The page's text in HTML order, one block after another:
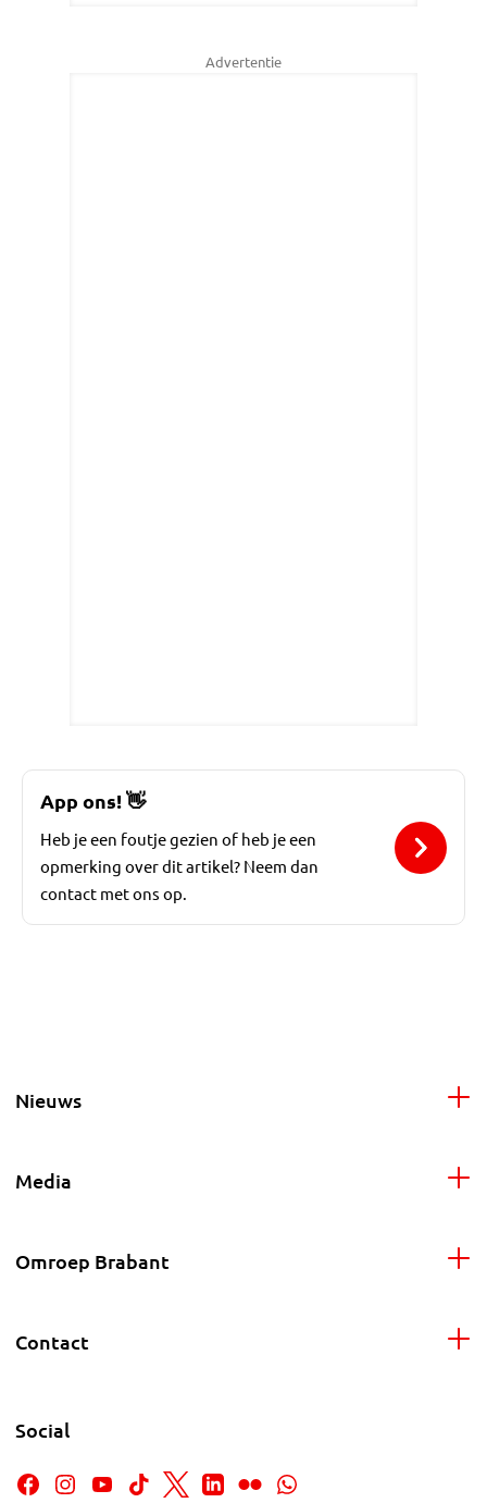
Advertentie
App ons!👋
Heb je een foutje gezien of heb je een
opmerking over dit artikel? Neem dan
contact met ons op.
Nieuws
Media
Omroep Brabant
Contact
Social